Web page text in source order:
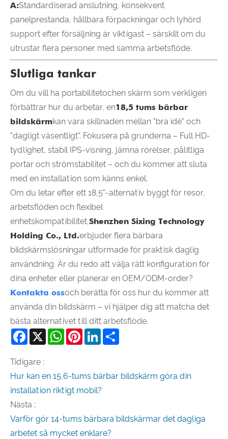
A:Standardiserad anslutning, konsekvent
panelprestanda, hållbara förpackningar och lyhörd
support efter försäljning är viktigast – särskilt om du
utrustar flera personer med samma arbetsflöde.
Slutliga tankar
Om du vill ha portabilitetochen skärm som verkligen
förbättrar hur du arbetar, en18,5 tums bärbar
bildskärmkan vara skillnaden mellan "bra idé" och
"dagligt väsentligt". Fokusera på grunderna – Full HD-
tydlighet, stabil IPS-visning, jämna rörelser, pålitliga
portar och strömstabilitet – och du kommer att sluta
med en installation som känns enkel.
Om du letar efter ett 18,5"-alternativ byggt för resor,
arbetsflöden och flexibel
enhetskompatibilitet,Shenzhen Sixing Technology
Holding Co., Ltd.erbjuder flera bärbara
bildskärmslösningar utformade för praktisk daglig
användning. Är du redo att välja rätt konfiguration för
dina enheter eller planerar en OEM/ODM-order?
Kontakta ossoch berätta för oss hur du kommer att
använda din bildskärm – vi hjälper dig att matcha det
bästa alternativet till ditt arbetsflöde.
Facebook
X WhatsAppPinterestLinkedIn
Tidigare :
Hur kan en 15,6-tums bärbar bildskärm göra din
installation riktigt mobil?
Nästa :
Varför gör 14-tums bärbara bildskärmar det dagliga
arbetet så mycket enklare?